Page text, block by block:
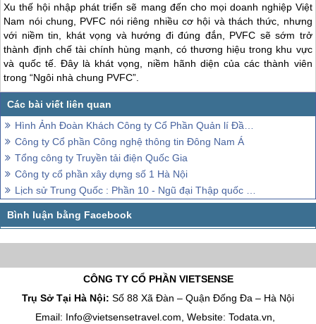
Xu thế hội nhập phát triển sẽ mang đến cho mọi doanh nghiệp Việt
Nam nói chung, PVFC nói riêng nhiều cơ hội và thách thức, nhưng
với niềm tin, khát vọng và hướng đi đúng đắn, PVFC sẽ sớm trở
thành định chế tài chính hùng mạnh, có thương hiệu trong khu vực
và quốc tế. Đây là khát vọng, niềm hãnh diện của các thành viên
trong “Ngôi nhà chung PVFC”.
Hình Ảnh Đoàn Khách Công ty Cổ Phần Quản lí Đầu Tư Tài Chính Dầu Khí Việt Nam
Công ty Cổ phần Công nghệ thông tin Đông Nam Á
Tổng công ty Truyền tải điện Quốc Gia
Công ty cổ phần xây dựng số 1 Hà Nội
Lịch sử Trung Quốc : Phần 10 - Ngũ đại Thập quốc - Nhà Tống
CÔNG TY CỔ PHẦN VIETSENSE
Trụ Sở Tại Hà Nội: Số 88 Xã Đàn – Quận Đống Đa – Hà Nội
Email: Info@vietsensetravel.com, Website: Todata.vn,